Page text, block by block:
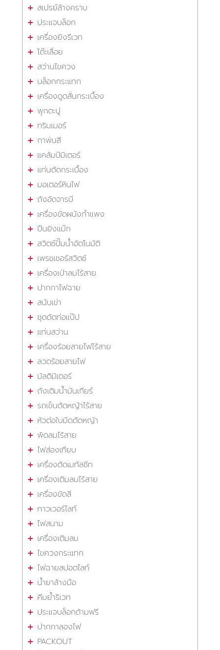
สเปรย์ล้างคราบ
ประแจบล็อก
เครื่องยิงรีเวท
โต๊ะเลื่อย
สว่านไขควง
บล็อกกระแทก
เครื่องดูดสั่นกระเบื้อง
พุกตะปู
ทริมเมอร์
กาพ่นสี
แคล้มป์มิเตอร์
แท่นตัดกระเบื้อง
มอเตอร์หินไฟ
ถังอัดจารบี
เครื่องขัดผนังกำแพง
ปืนยิงแม๊ก
สวิตซ์ปั๊มน้ำอัตโนมัติ
เพรชเชอร์สวิตซ์
เครื่องเป่าลมไร้สาย
ปากกาไฟฉาย
สนับเข่า
ชุดดัดท่อแป๊ป
แท่นสว่าน
เครื่องร้อยสายไฟไร้สาย
ลวดร้อยสายไฟ
มัลติมิเตอร์
ถังเติมน้ำมันเกียร์
รถเข็นตัดหญ้าไร้สาย
หัวต่อใบมีดตัดหญ้า
พัดลมไร้สาย
ไฟส่องเทียบ
เครื่องตัดเมทัลชีท
เครื่องเติมลมไร้สาย
เครื่องขัดสี
ทาวเวอร์ไลท์
ไฟสนาม
เครื่องเติมลม
ไขควงกระแทก
ไฟฉายสปอตไลท์
น้ำยาล้างมือ
คีมย้ำริเวท
ประแจบล็อกด้ามฟรี
ปากกาลองไฟ
PACKOUT